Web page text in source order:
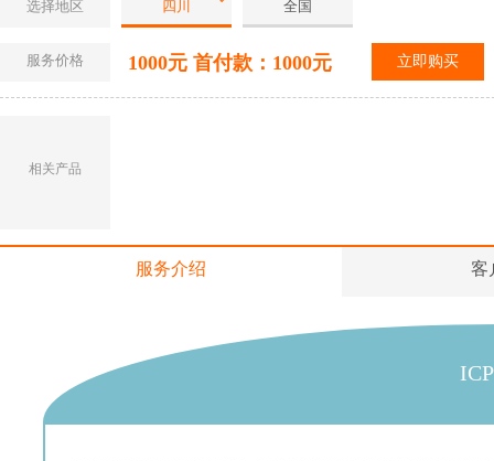
选择地区 四川 全国
服务价格 1000元 首付款：1000元 立即购买
相关产品
服务介绍 客